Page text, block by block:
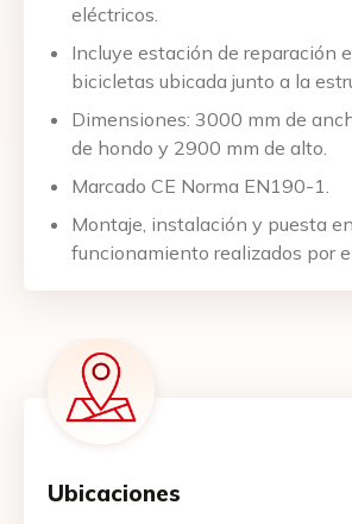
eléctricos.
Incluye estación de reparación
bicicletas ubicada junto a la
Dimensiones: 3000 mm de
de hondo y 2900 mm de alto.
Marcado CE Norma EN190-1.
Montaje, instalación y puesta en
funcionamiento realizados por
Ubicaciones